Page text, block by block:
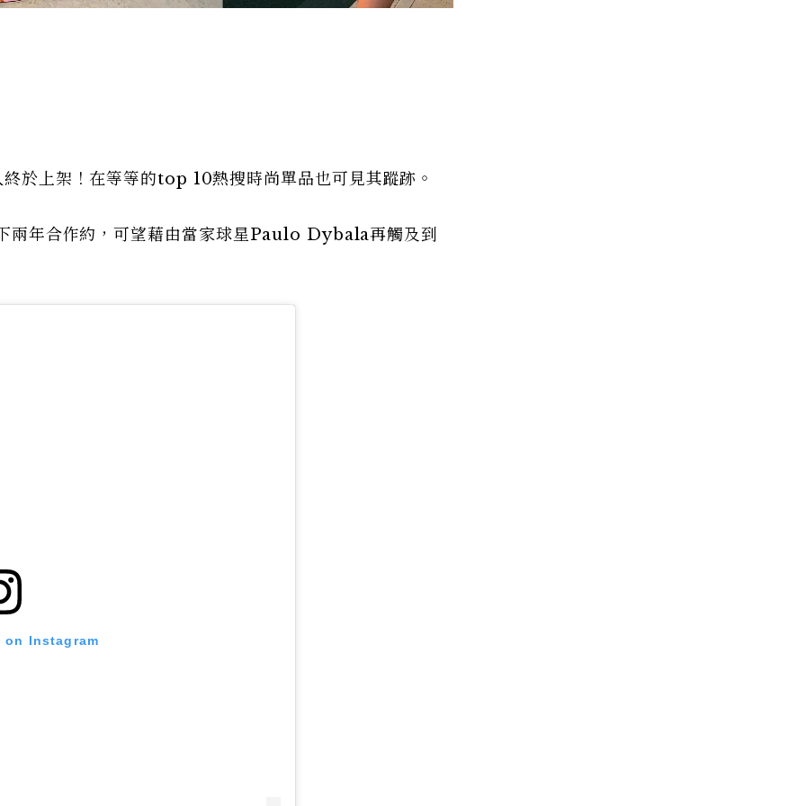
於上架！在等等的top 10熱搜時尚單品也可見其蹤跡。
年合作約，可望藉由當家球星Paulo Dybala再觸及到
Instagram